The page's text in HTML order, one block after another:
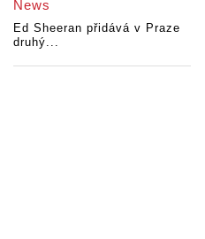
News
Ed Sheeran přidává v Praze
druhý...